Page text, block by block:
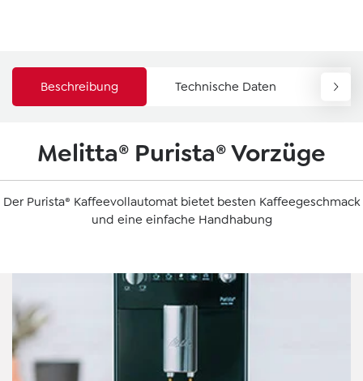
Beschreibung Technische Daten
Melitta® Purista® Vorzüge
Der Purista® Kaffeevollautomat bietet besten Kaffeegeschmack
und eine einfache Handhabung